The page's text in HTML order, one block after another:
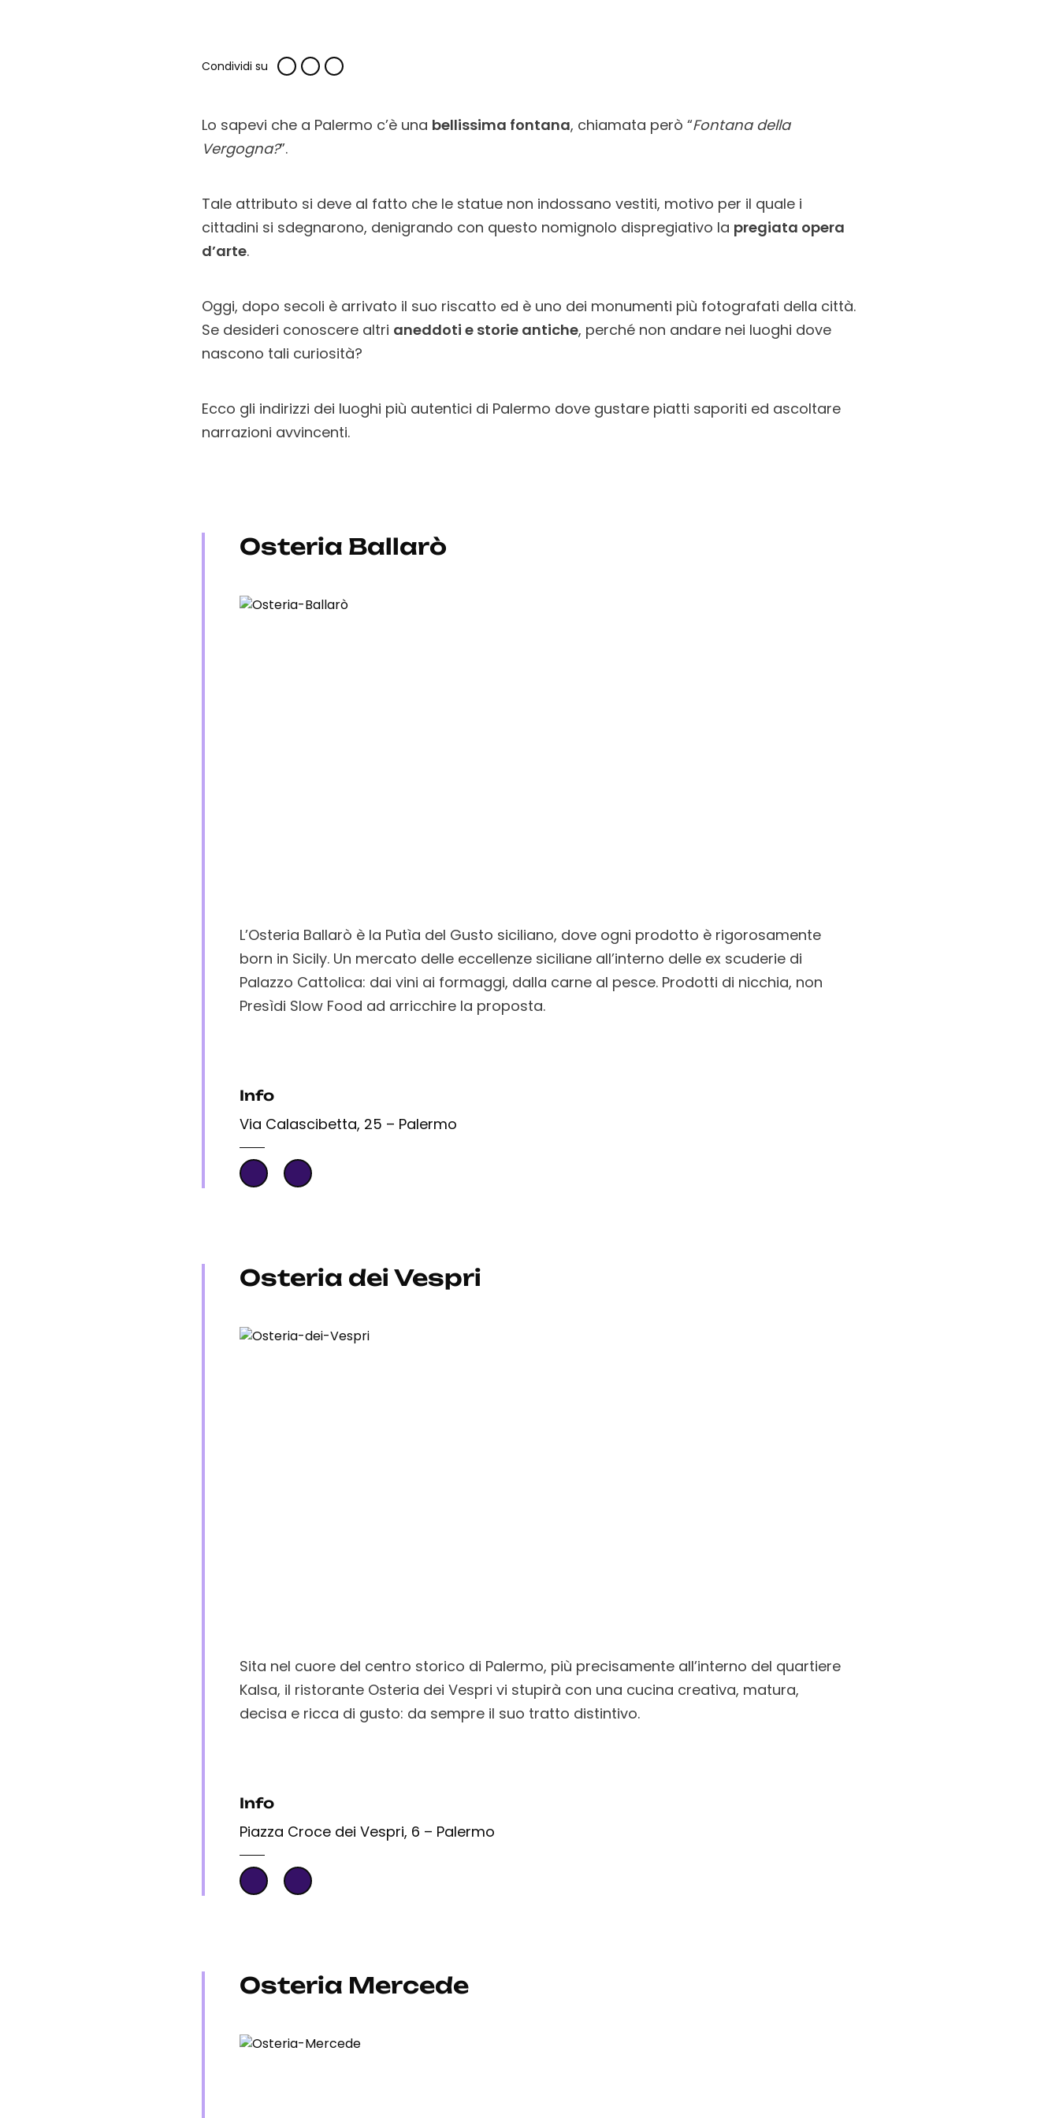
Condividi su
Lo sapevi che a Palermo c’è una bellissima fontana, chiamata però “Fontana della
Vergogna?”.
Tale attributo si deve al fatto che le statue non indossano vestiti, motivo per il quale i
cittadini si sdegnarono, denigrando con questo nomignolo dispregiativo la pregiata opera
d’arte.
Oggi, dopo secoli è arrivato il suo riscatto ed è uno dei monumenti più fotografati della città.
Se desideri conoscere altri aneddoti e storie antiche, perché non andare nei luoghi dove
nascono tali curiosità?
Ecco gli indirizzi dei luoghi più autentici di Palermo dove gustare piatti saporiti ed ascoltare
narrazioni avvincenti.
Osteria Ballarò
L’Osteria Ballarò è la Putìa del Gusto siciliano, dove ogni prodotto è rigorosamente
born in Sicily. Un mercato delle eccellenze siciliane all’interno delle ex scuderie di
Palazzo Cattolica: dai vini ai formaggi, dalla carne al pesce. Prodotti di nicchia, non
Presìdi Slow Food ad arricchire la proposta.
Info
Via Calascibetta, 25 – Palermo
Osteria dei Vespri
Sita nel cuore del centro storico di Palermo, più precisamente all’interno del quartiere
Kalsa, il ristorante Osteria dei Vespri vi stupirà con una cucina creativa, matura,
decisa e ricca di gusto: da sempre il suo tratto distintivo.
Info
Piazza Croce dei Vespri, 6 – Palermo
Osteria Mercede